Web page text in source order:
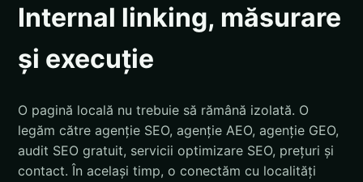
Internal linking, măsurare
și execuție
O pagină locală nu trebuie să rămână izolată. O
legăm către agenție SEO, agenție AEO, agenție GEO,
audit SEO gratuit, servicii optimizare SEO, prețuri și
contact. În același timp, o conectăm cu localități